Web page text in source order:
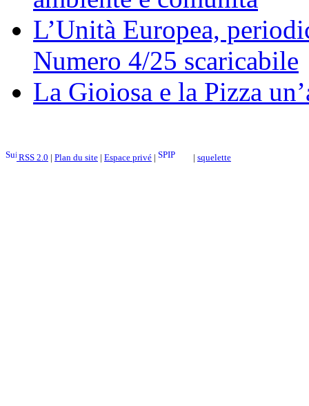
L’Unità Europea,
Numero 4/25 scaricabile
La Gioiosa e la Pizza
RSS 2.0 | Plan du site | Espace privé | | squelette